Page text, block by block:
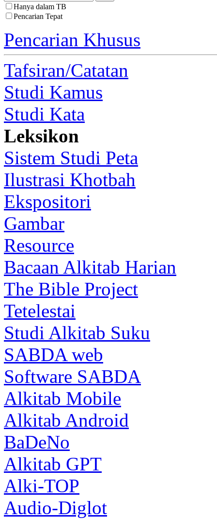
Hanya dalam TB
Pencarian Tepat
Pencarian Khusus
Tafsiran/Catatan
Studi Kamus
Studi Kata
Leksikon
Sistem Studi Peta
Ilustrasi Khotbah
Ekspositori
Gambar
Resource
Bacaan Alkitab Harian
The Bible Project
Tetelestai
Studi Alkitab Suku
SABDA web
Software SABDA
Alkitab Mobile
Alkitab Android
BaDeNo
Alkitab GPT
Alki-TOP
Audio-Diglot